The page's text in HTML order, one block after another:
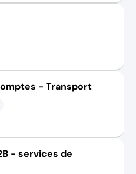
- Transport
- services de